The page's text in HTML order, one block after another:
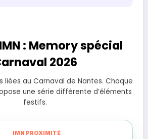
: Memory spécial
2026
liées au Carnaval de Nantes. Chaque
une série différente d’éléments
festifs.
IMN PROXIMITÉ